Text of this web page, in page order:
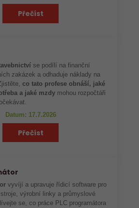
Přečíst
se podílí na finanční
zakázek a odhaduje náklady na
co tato profese obnáší, jaké
a jaké mzdy mohou rozpočtáři
Datum: 17.7.2026
Přečíst
vyvíjí a upravuje řídicí software pro
výrobní linky a průmyslové
se, co práce PLC programátora